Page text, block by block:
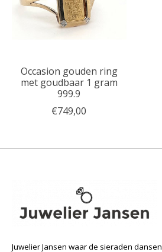
Occasion gouden ring
met goudbaar 1 gram
999.9
€749,00
Juwelier Jansen waar de sieraden dansen